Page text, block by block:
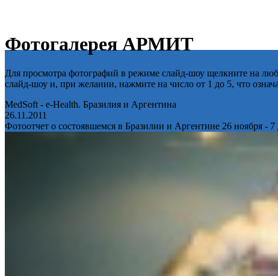
Фотогалерея АРМИТ
Для просмотра фотографий в режиме слайд-шоу щелкните на
слайд-шоу и, при желании, нажмите на число от 1 до 5, что
MedSoft - e-Health. Бразилия и Аргентина
26.11.2011
Фотоотчет о состоявшемся в Бразилии и Аргентине 26 ноября -